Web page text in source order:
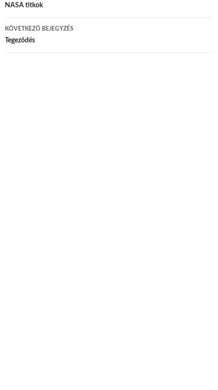
Bejegyzés navigáció
NASA titkok
KÖVETKEZŐ BEJEGYZÉS
Tegeződés